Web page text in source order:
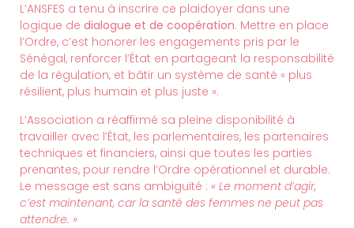
L’ANSFES a tenu à inscrire ce plaidoyer dans une
logique de dialogue et de coopération. Mettre en place
l’Ordre, c’est honorer les engagements pris par le
Sénégal, renforcer l’État en partageant la responsabilité
de la régulation, et bâtir un système de santé « plus
résilient, plus humain et plus juste ».
L’Association a réaffirmé sa pleine disponibilité à
travailler avec l’État, les parlementaires, les partenaires
techniques et financiers, ainsi que toutes les parties
prenantes, pour rendre l’Ordre opérationnel et durable.
Le message est sans ambiguïté : « Le moment d’agir,
c’est maintenant, car la santé des femmes ne peut pas
attendre. »